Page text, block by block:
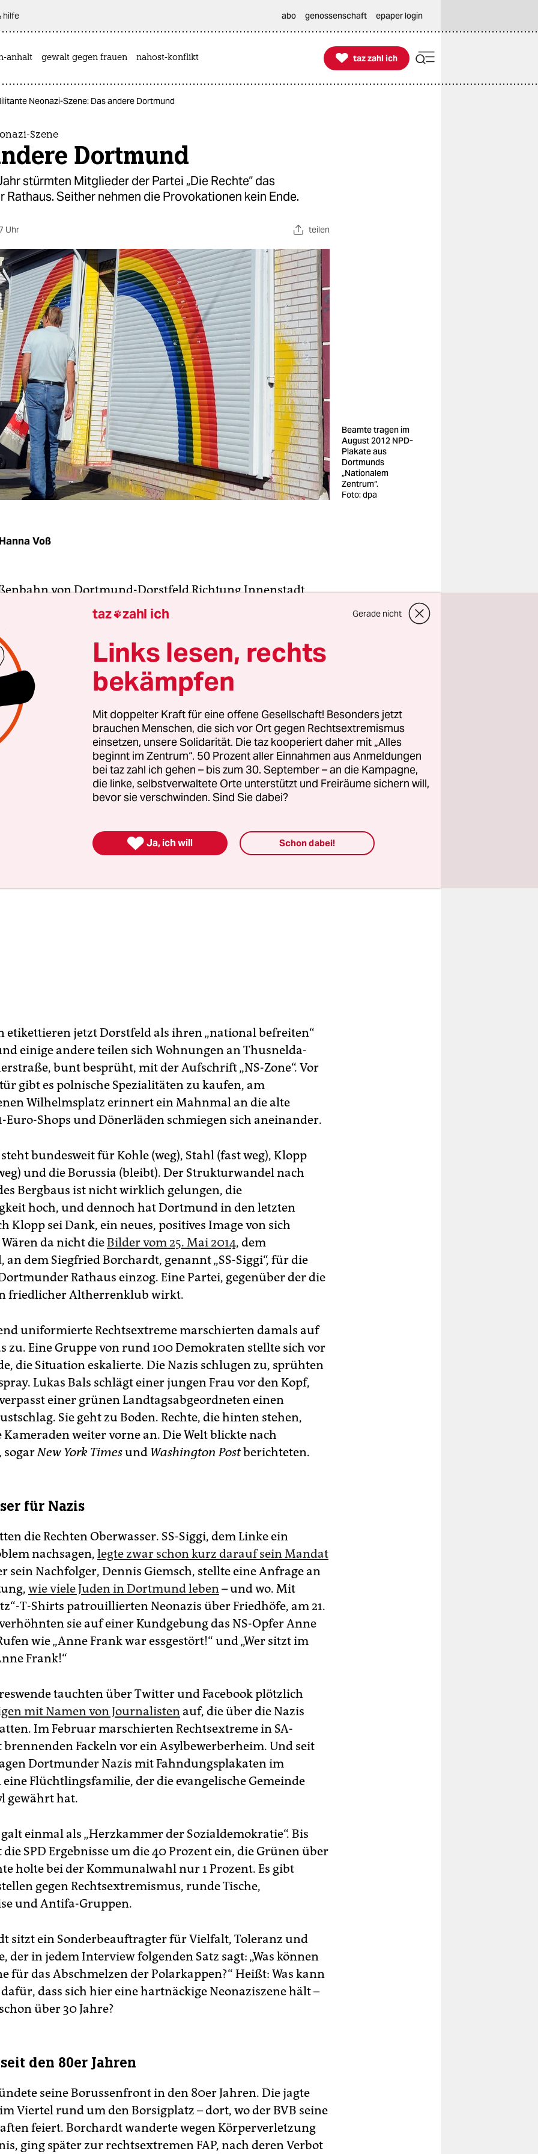
hilfe abo genossenschaft epaper login
anhalt gewalt gegen frauen nahost-konflikt 
taz zahl ich
taz zahl ich
Neonazi-Szene: Das andere Dortmund
Szene
Dortmund
stürmten Mitglieder der Partei „Die Rechte“ das
Rathaus. Seither nehmen die Provokationen kein Ende.
Uhr teilen
Beamte tragen im
August 2012 NPD-
Plakate aus
Dortmunds
„Nationalem
Zentrum“.
Foto: dpa
Hanna Voß
von Dortmund-Dorstfeld Richtung Innenstadt
Bals, stadtbekannter Neonazi, mit schwarzer Kappe,
und Bauchtasche. Kurz hinter der Haltestelle
wandert sein Blick beinahe sehnsüchtig hinauf zur
Straße 135. Ein Altbau in leuchtendem Rot, das die braune
übertünchen soll.
Immobilie „RS 135“ als „Nationales Zentrum“ der rechten
und Materiallager. Das Verbot des
Widerstands Dortmund (NWDO) 2012 ermöglichte die
Gebäudes, heute befindet sich an Ort und Stelle ein
etikettieren jetzt Dorstfeld als ihren „national befreiten“
einige andere teilen sich Wohnungen an Thusnelda-
bunt besprüht, mit der Aufschrift „NS-Zone“. Vor
gibt es polnische Spezialitäten zu kaufen, am
Wilhelmsplatz erinnert ein Mahnmal an die alte
Euro-Shops und Dönerläden schmiegen sich aneinander.
bundesweit für Kohle (weg), Stahl (fast weg), Klopp
und die Borussia (bleibt). Der Strukturwandel nach
Bergbaus ist nicht wirklich gelungen, die
hoch, und dennoch hat Dortmund in den letzten
Klopp sei Dank, ein neues, positives Image von sich
da nicht dieBilder vom 25. Mai 2014, dem
an dem Siegfried Borchardt, genannt „SS-Siggi“, für die
Rathaus einzog. Eine Partei, gegenüber der die
friedlicher Altherrenklub wirkt.
uniformierte Rechtsextreme marschierten damals auf
zu. Eine Gruppe von rund 100 Demokraten stellte sich vor
die Situation eskalierte. Die Nazis schlugen zu, sprühten
Lukas Bals schlägt einer jungen Frau vor den Kopf,
einer grünen Landtagsabgeordneten einen
Sie geht zu Boden. Rechte, die hinten stehen,
weiter vorne an. Die Welt blickte nach
sogarNew York Timesund Washington Postberichteten.
für Nazis
die Rechten Oberwasser. SS-Siggi, dem Linke ein
nachsagen, legte zwar schon kurz darauf sein Mandat
sein Nachfolger, Dennis Giemsch, stellte eine Anfrage an
wie viele Juden in Dortmund leben– und wo. Mit
T-Shirts patrouillierten Neonazis über Friedhöfe, am 21.
sie auf einer Kundgebung das NS-Opfer Anne
wie „Anne Frank war essgestört!“ und „Wer sitzt im
Frank!“
tauchten über Twitter und Facebook plötzlich
mit Namen von Journalistenauf, die über die Nazis
Im Februar marschierten Rechtsextreme in SA-
Fackeln vor ein Asylbewerberheim. Und seit
Dortmunder Nazis mit Fahndungsplakaten im
Flüchtlingsfamilie, der die evangelische Gemeinde
gewährt hat.
einmal als „Herzkammer der Sozialdemokratie“. Bis
SPD Ergebnisse um die 40 Prozent ein, die Grünen über
holte bei der Kommunalwahl nur 1 Prozent. Es gibt
gegen Rechtsextremismus, runde Tische,
und Antifa-Gruppen.
sitzt ein Sonderbeauftragter für Vielfalt, Toleranz und
der in jedem Interview folgenden Satz sagt: „Was können
für das Abschmelzen der Polarkappen?“ Heißt: Was kann
dass sich hier eine hartnäckige Neonaziszene hält –
über 30 Jahre?
den 80er Jahren
seine Borussenfront in den 80er Jahren. Die jagte
Viertel rund um den Borsigplatz – dort, wo der BVB seine
feiert. Borchardt wanderte wegen Körperverletzung
ging später zur rechtsextremen FAP, nach deren Verbot
taz zahl ich Gerade nicht
Links lesen, rechts
bekämpfen
Mit doppelter Kraft für eine offene Gesellschaft! Besonders jetzt
brauchen Menschen, die sich vor Ort gegen Rechtsextremismus
einsetzen, unsere Solidarität. Die taz kooperiert daher mit „Alles
beginnt im Zentrum“. 50 Prozent aller Einnahmen aus Anmeldungen
bei taz zahl ich gehen – bis zum 30. September – an die Kampagne,
die linke, selbstverwaltete Orte unterstützt und Freiräume sichern will,
bevor sie verschwinden. Sind Sie dabei?
 Ja, ich will Schon dabei!